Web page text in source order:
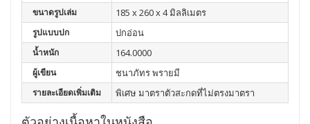
ขนาดรูปเล่ม 185 x 260 x 4 มิลลิเมตร
รูปแบบปก ปกอ่อน
น้ำหนัก 164.0000
ผู้เขียน ชนาภัทร พรายมี
รายละเอียดเพิ่มเติม พิเศษ มาตราตัวสะกดที่ไม่ตรงมาตรา